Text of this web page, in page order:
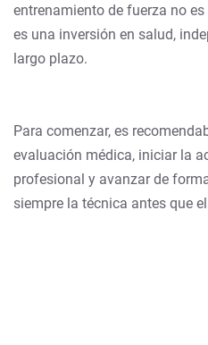
entrenamiento de fuerza no
es una inversión en salud,
largo plazo.
Para comenzar, es
evaluación médica, iniciar la
profesional y avanzar de
siempre la técnica antes que